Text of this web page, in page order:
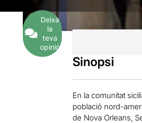
Deixa
la
teva
opinió
Sinopsi
En la comunitat
població nord-
de Nova Orleans,